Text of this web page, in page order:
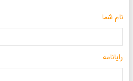
نام شما
رایانامه